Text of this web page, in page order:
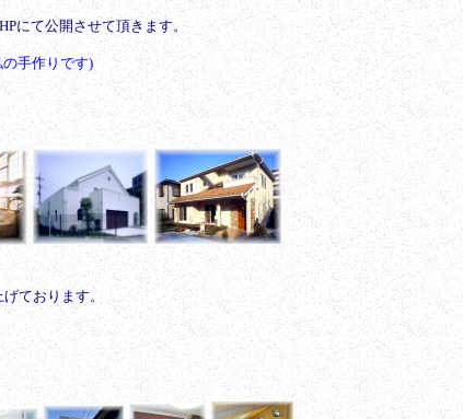
にて公開させて頂きます。
手作りです)
ております。